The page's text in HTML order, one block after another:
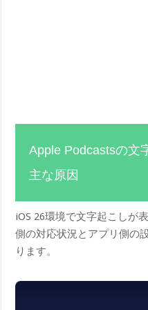
Apple Podcastsの文
主な原因
iOS 26環境で文字起こしが
側の対応状況とアプリ側の
ります。